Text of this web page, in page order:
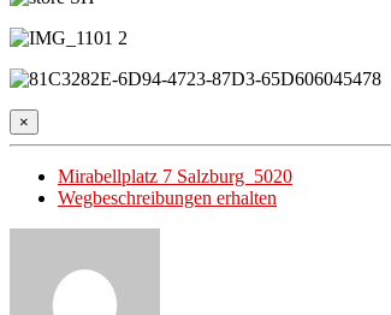
×
Mirabellplatz 7 Salzburg 5020
Wegbeschreibungen erhalten